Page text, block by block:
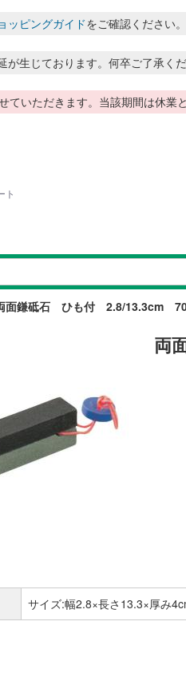
ッピングガイドをご確認ください
生じております。何卒ご了承く
いただきます。当該期間は休業
ト
面鎌砥石 ひも付 2.8/13.3cm
両
サイズ:幅2.8×長さ13.3×厚み